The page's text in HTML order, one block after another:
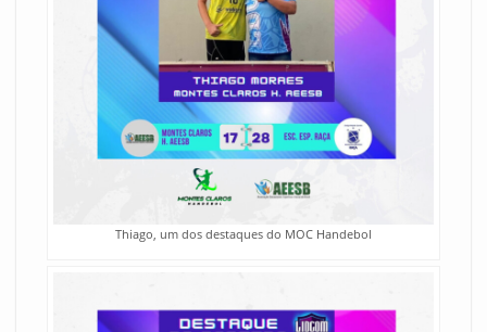
Thiago, um dos destaques do MOC Handebol